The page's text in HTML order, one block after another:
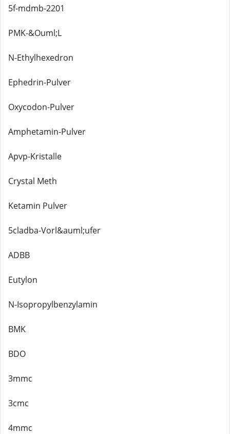
5f-mdmb-2201
PMK-&Ouml;L
N-Ethylhexedron
Ephedrin-Pulver
Oxycodon-Pulver
Amphetamin-Pulver
Apvp-Kristalle
Crystal Meth
Ketamin Pulver
5cladba-Vorl&auml;ufer
ADBB
Eutylon
N-Isopropylbenzylamin
BMK
BDO
3mmc
3cmc
4mmc